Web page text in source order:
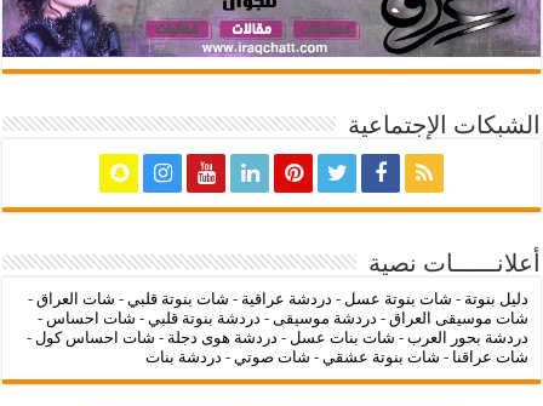
الشبكات الإجتماعية
أعلانــــــات نصية
دليل بنوتة - شات بنوتة عسل - دردشة عراقية - شات بنوتة قلبي - شات العراق-
شات موسيقى العراق - دردشة موسيقى - دردشة بنوتة قلبي - شات احساس -
دردشة بحور العرب - شات بنات عسل - دردشة هوى دجلة - شات احساس كول -
شات عراقنا - شات بنوتة عشقي - شات صوتي - دردشة بنات